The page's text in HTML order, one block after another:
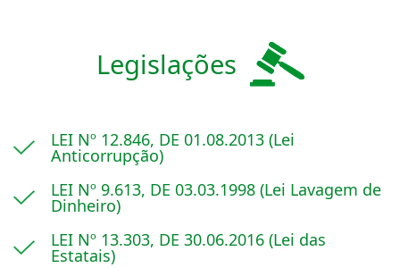
Legislações
LEI Nº 12.846, DE 01.08.2013 (Lei
Anticorrupção)
LEI Nº 9.613, DE 03.03.1998 (Lei Lavagem de
Dinheiro)
LEI Nº 13.303, DE 30.06.2016 (Lei das
Estatais)